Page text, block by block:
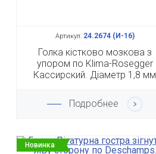
Артикул:24.2674 (И-16)
Голка кістково мозкова з
упором по Klima-Rosegger
Кассирский. Діаметр 1,8 мм
Подробнее
Новинка